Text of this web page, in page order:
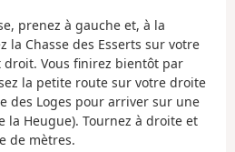
prenez à gauche et, à la
la Chasse des Esserts sur votre
Vous finirez bientôt par
la petite route sur votre droite
des Loges pour arriver sur une
la Heugue). Tournez à droite et
de mètres.